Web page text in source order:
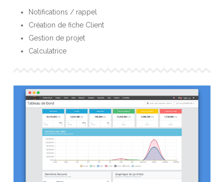
Notifications / rappel
Création de fiche Client
Gestion de projet
Calculatrice